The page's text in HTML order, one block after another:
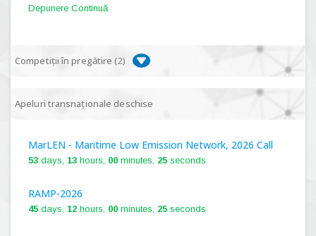
Depunere Continuă
Competiții în pregătire (2)
PNCDI IV, P 5.1 - Proiecte Complexe de Cercetare de
PNCDI IV, SP 5.6.1 - Provocări - Schimbare, PPS2024
Apeluri transnaționale deschise
MarLEN - Maritime Low Emission Network, 2026 Call
53 days, 13 hours, 00 minutes, 24 seconds
RAMP-2026
45 days, 12 hours, 00 minutes, 24 seconds